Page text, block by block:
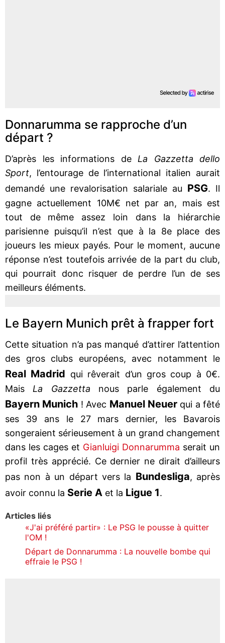
Donnarumma se rapproche d’un
départ ?
D’après les informations de La Gazzetta dello
Sport, l’entourage de l’international italien aurait
demandé une revalorisation salariale au PSG. Il
gagne actuellement 10M€ net par an, mais est
tout de même assez loin dans la hiérarchie
parisienne puisqu’il n’est que à la 8e place des
joueurs les mieux payés. Pour le moment, aucune
réponse n’est toutefois arrivée de la part du club,
qui pourrait donc risquer de perdre l’un de ses
meilleurs éléments.
Le Bayern Munich prêt à frapper fort
Cette situation n’a pas manqué d’attirer l’attention
des gros clubs européens, avec notamment le
Real Madrid qui rêverait d’un gros coup à 0€.
Mais La Gazzetta nous parle également du
Bayern Munich ! Avec Manuel Neuer qui a fêté
ses 39 ans le 27 mars dernier, les Bavarois
songeraient sérieusement à un grand changement
dans les cages et Gianluigi Donnarumma serait un
profil très apprécié. Ce dernier ne dirait d’ailleurs
pas non à un départ vers la Bundesliga, après
avoir connu la Serie A et la Ligue 1.
Articles liés
«J'ai préféré partir» : Le PSG le pousse à quitter
l'OM !
Départ de Donnarumma : La nouvelle bombe qui
effraie le PSG !